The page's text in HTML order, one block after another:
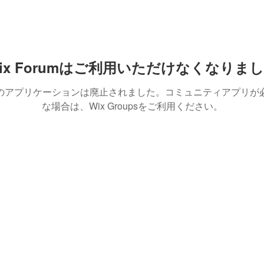
Forumはご利用いただけなくなりま
アプリケーションは廃止されました。コミュニティアプリが
な場合は、Wix Groupsをご利用ください。